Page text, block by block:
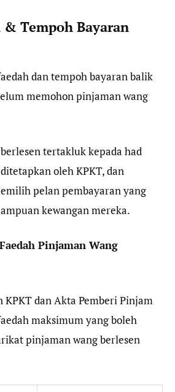
& Tempoh Bayaran
dan tempoh bayaran balik
memohon pinjaman wang
tertakluk kepada had
oleh KPKT, dan
pelan pembayaran yang
kewangan mereka.
Pinjaman Wang
dan Akta Pemberi Pinjam
maksimum yang boleh
pinjaman wang berlesen